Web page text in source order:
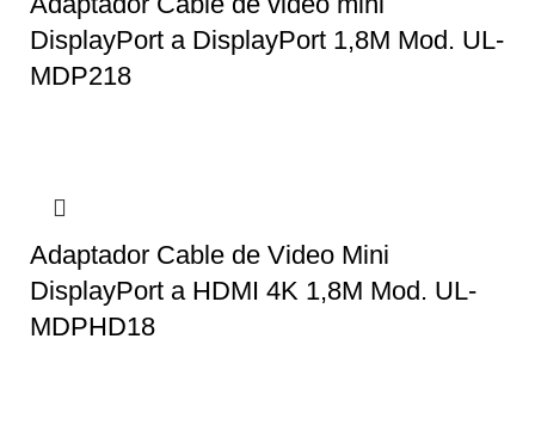
DisplayPort a DisplayPort 1,8M Mod. UL-
MDP218
Adaptador Cable de Video Mini
DisplayPort a HDMI 4K 1,8M Mod. UL-
MDPHD18